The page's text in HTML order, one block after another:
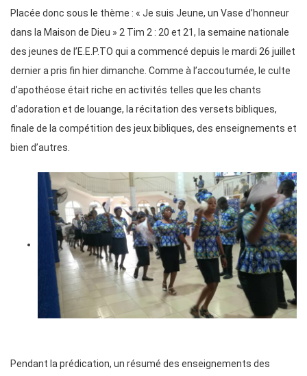
Placée donc sous le thème : « Je suis Jeune, un Vase d’honneur
dans la Maison de Dieu » 2 Tim 2 : 20 et 21, la semaine nationale
des jeunes de l’E.E.P.TO qui a commencé depuis le mardi 26 juillet
dernier a pris fin hier dimanche. Comme à l’accoutumée, le culte
d’apothéose était riche en activités telles que les chants
d’adoration et de louange, la récitation des versets bibliques,
finale de la compétition des jeux bibliques, des enseignements et
bien d’autres.
Pendant la prédication, un résumé des enseignements des